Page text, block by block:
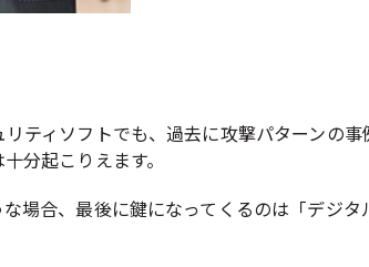
ティソフトでも、過去に攻撃パターンの
分起こりえます。
場合、最後に鍵になってくるのは「デジタ